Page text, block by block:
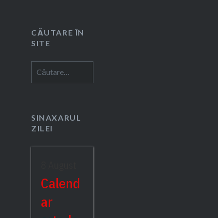
CĂUTARE ÎN
SITE
după:
SINAXARUL
ZILEI
Calend
ar